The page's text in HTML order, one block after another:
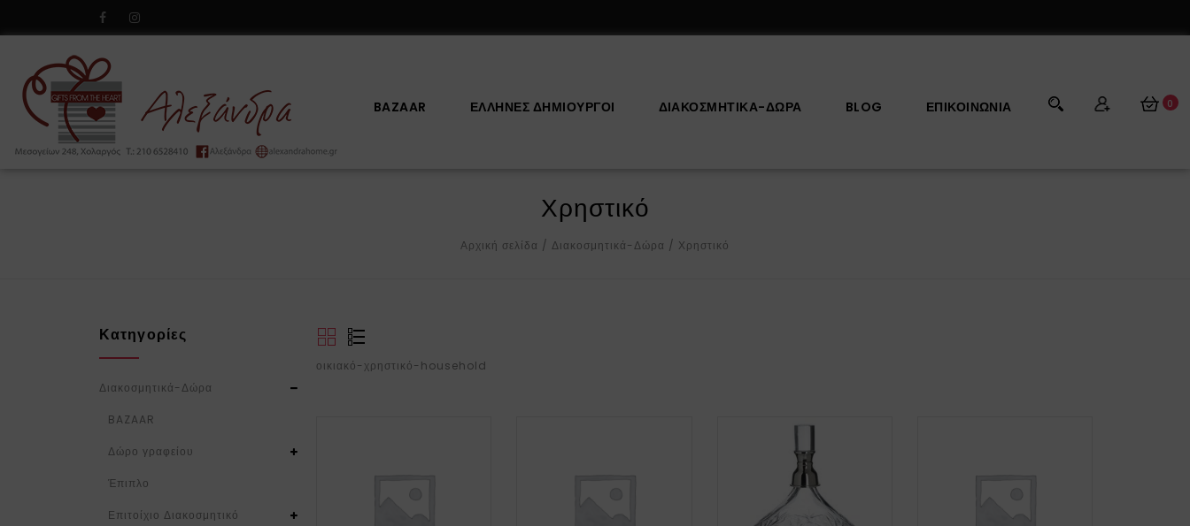
BAZAAR ΕΛΛΗΝΕΣ ΔΗΜΙΟΥΡΓΟΙ ΔΙΑΚΟΣΜΗΤΙΚΆ-ΔΏΡΑ BLOG ΕΠΙΚΟΙΝΩΝΊΑ 0
Χρηστικό
Αρχική σελίδα / Διακοσμητικά-Δώρα / Χρηστικό
οικιακό-χρηστικό-household
Κατηγορίες
Διακοσμητικά-Δώρα
BAZAAR
Δώρο γραφείου
Έπιπλο
Επιτοίχιο Διακοσμητικό